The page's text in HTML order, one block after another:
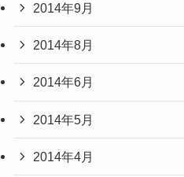
2014年9月
2014年8月
2014年6月
2014年5月
2014年4月